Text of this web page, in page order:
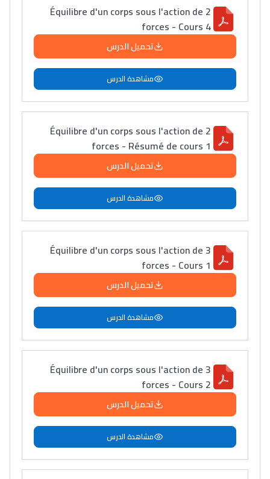
التعليم الثانوي التأهيلي
Collège au Maroc
التعليم الثانوي الإعدادي
+ de 78 Sujets
Interviews/Vidéos
+ de 89 Interviews/Vidéos
دليل المهن
ما يزيد عن 149 مهنة
دليل التوجيه
التوجيه بالثانوي و الإعدادي
Ki Derti Liha
Équilibre d'un corps sous l'action de 2
forces - Cours 4
تحميل الدرس
مشاهدة الدرس
Équilibre d'un corps sous l'action de 2
forces - Résumé de cours 1
تحميل الدرس
مشاهدة الدرس
Équilibre d'un corps sous l'action de 3
forces - Cours 1
تحميل الدرس
مشاهدة الدرس
Équilibre d'un corps sous l'action de 3
forces - Cours 2
تحميل الدرس
مشاهدة الدرس